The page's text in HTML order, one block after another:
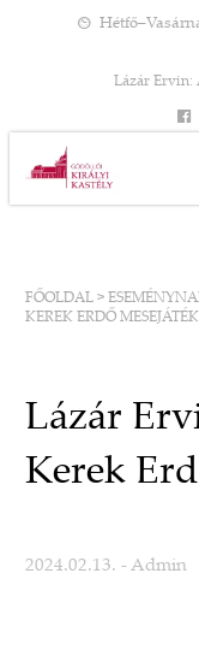
Lázár Ervin:
FŐOLDAL >
KEREK ERDŐ MESEJÁTÉK
Lázár
Kerek
2024.02.13. - Admin